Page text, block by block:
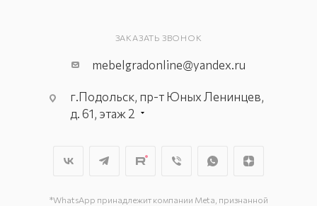
ЗАКАЗАТЬ ЗВОНОК
mebelgradonline@yandex.ru
г.Подольск, пр-т Юных Ленинцев,
д. 61, этаж 2
г. Подольск, ул. Станционная, д. 11
*WhatsApp принадлежит компании Meta, признанной